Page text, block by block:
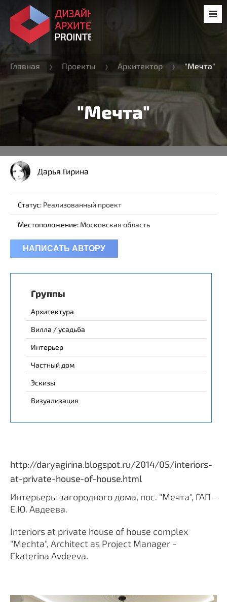
Главная Проекты Архитектор "Мечта"
"Мечта"
Дарья Гирина
Статус: Реализованный проект
Местоположение: Московская область
НАПИСАТЬ АВТОРУ
Группы
Архитектура
Вилла / усадьба
Интерьер
Частный дом
Эскизы
Визуализация
http://daryagirina.blogspot.ru/2014/05/interiors-
at-private-house-of-house.html
Интерьеры загородного дома, пос. "Мечта", ГАП -
Е.Ю. Авдеева.
Interiors at private house of house complex
"Mechta", Architect as Project Manager -
Ekaterina Avdeeva.